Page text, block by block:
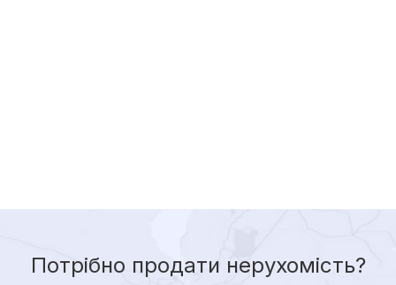
Потрібно продати нерухомість?